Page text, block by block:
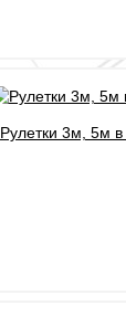
Рулетки 3м, 5м